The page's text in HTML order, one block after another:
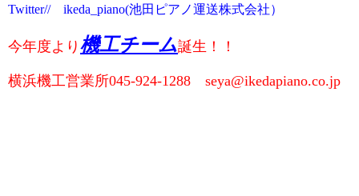
Twitter// ikeda_piano(池田ピアノ運送株式会社）
今年度より 機工チーム誕生！！
横浜機工営業所045-924-1288 seya@ikedapiano.co.jp